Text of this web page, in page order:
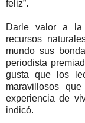
feliz”.
Darle valor a la
recursos
mundo sus
periodista
gusta que los
maravillosos
experiencia de
indicó.